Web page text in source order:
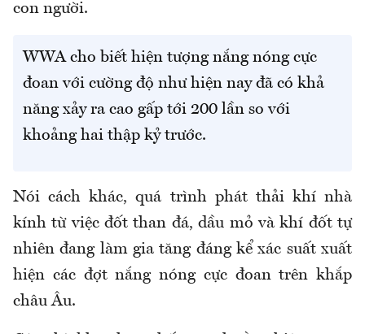
con người.
WWA cho biết hiện tượng nắng nóng cực
đoan với cường độ như hiện nay đã có khả
năng xảy ra cao gấp tới 200 lần so với
khoảng hai thập kỷ trước.
Nói cách khác, quá trình phát thải khí nhà
kính từ việc đốt than đá, dầu mỏ và khí đốt tự
nhiên đang làm gia tăng đáng kể xác suất xuất
hiện các đợt nắng nóng cực đoan trên khắp
châu Âu.